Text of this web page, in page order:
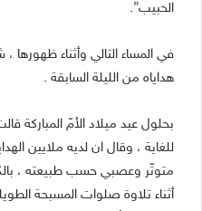
الحبيب”.
في المساء التالي وأثناء ظهورها
هداياه من الليلة السابقة .
بحلول عيد ميلاد الأمّ المباركة
للغاية ، وقال ان لديه ملايين
متوتّر وعصبي حسب طبيعته ،
أثناء تلاوة صلوات المسبحة